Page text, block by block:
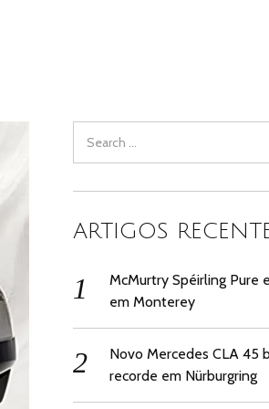
for:
ARTIGOS
McMurtry Spéirling Pure
em Monterey
Novo Mercedes CLA 45
recorde em Nürburgring